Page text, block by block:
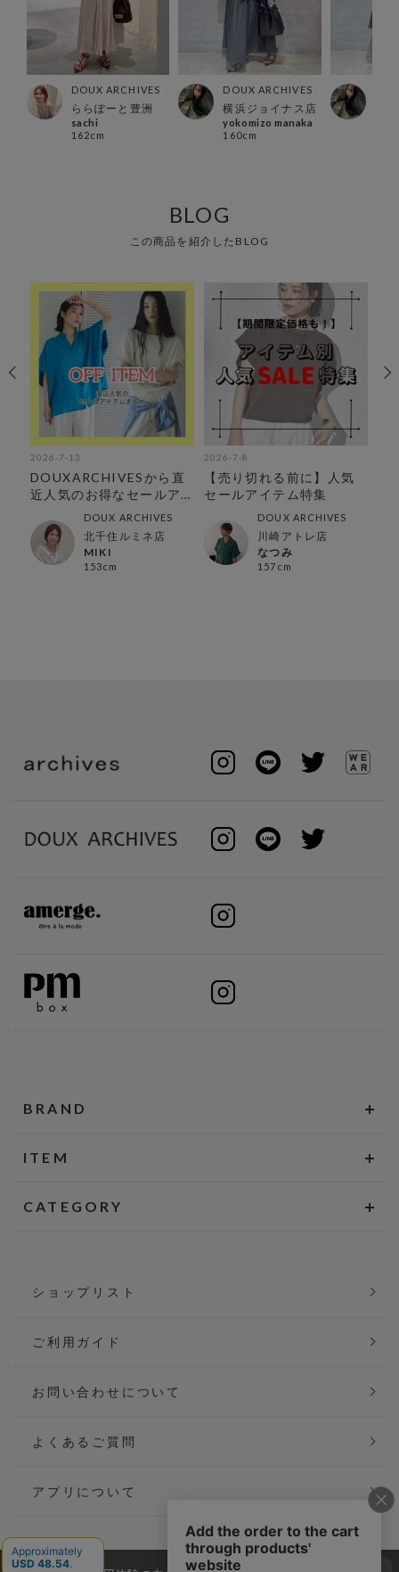
DOUX ARCHIVES
ららぽーと豊洲
sachi
162cm
DOUX ARCHIVES
横浜ジョイナス店
yokomizo manaka
160cm
BLOG
この商品を紹介したBLOG
2026-7-13
DOUXARCHIVESから直
近人気のお得なセールア
イテムをまとめました♪
DOUX ARCHIVES
北千住ルミネ店
MIKI
153cm
2026-7-8
【売り切れる前に】人気
セールアイテム特集
DOUX ARCHIVES
川崎アトレ店
なつみ
157cm
BRAND
ITEM
CATEGORY
ショップリスト
ご利用ガイド
お問い合わせについて
よくあるご質問
アプリについて